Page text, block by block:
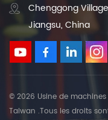
Chenggong
Jiangsu, China
© 2026 Usine de
Taiwan .Tous les droits